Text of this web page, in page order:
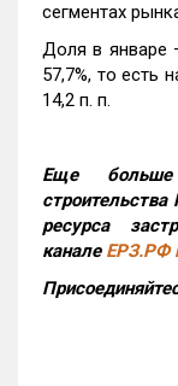
сегментах
Доля в январе
57,7%, то есть
14,2 п. п.
Еще больше
ресурса
канале ЕРЗ.РФ